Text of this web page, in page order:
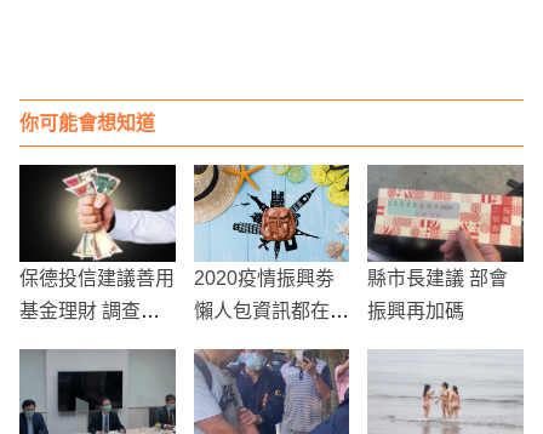
你可能會想知道
保德投信建議善用
基金理財 調查僅1
2020疫情振興劵
懶人包資訊都在
了，找不到比這詳
細的資訊了
縣市長建議 部會
振興再加碼